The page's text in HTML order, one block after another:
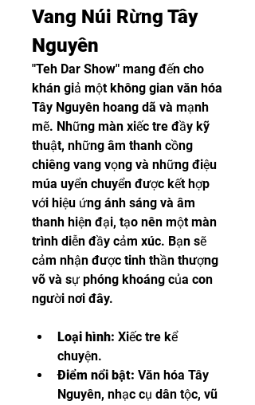
Vang Núi Rừng Tây
Nguyên
"Teh Dar Show" mang đến cho
khán giả một không gian văn hóa
Tây Nguyên hoang dã và mạnh
mẽ. Những màn xiếc tre đầy kỹ
thuật, những âm thanh cồng
chiêng vang vọng và những điệu
múa uyển chuyển được kết hợp
với hiệu ứng ánh sáng và âm
thanh hiện đại, tạo nên một màn
trình diễn đầy cảm xúc. Bạn sẽ
cảm nhận được tinh thần thượng
võ và sự phóng khoáng của con
người nơi đây.
Loại hình: Xiếc tre kể
chuyện.
Điểm nổi bật: Văn hóa Tây
Nguyên, nhạc cụ dân tộc, vũ